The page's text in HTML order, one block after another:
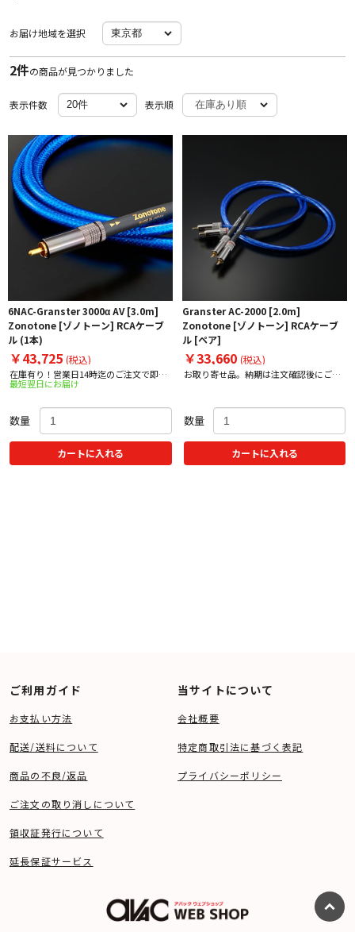
お届け地域を選択
2件の商品が見つかりました
表示件数 表示順
6NAC-Granster 3000α AV [3.0m]
Zonotone [ゾノトーン] RCAケーブ
ル (1本)
￥43,725 (税込)
在庫有り！営業日14時迄のご注文で即日
出荷！
最短翌日にお届け
数量
カートに入れる
Granster AC-2000 [2.0m]
Zonotone [ゾノトーン] RCAケーブ
ル [ペア]
￥33,660 (税込)
お取り寄せ品。納期は注文確認後にご案
数量
カートに入れる
ご利用ガイド
お支払い方法
配送/送料について
商品の不良/返品
ご注文の取り消しについて
領収証発行について
延長保証サービス
当サイトについて
会社概要
特定商取引法に基づく表記
プライバシーポリシー